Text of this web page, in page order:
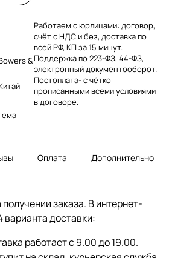
&
Работаем с юрлицами: договор,
счёт с НДС и без, доставка по
всей РФ, КП за 15 минут.
Поддержка по 223-ФЗ, 44-ФЗ,
электронный документооборот.
Постоплата- с чётко
прописанными всеми условиями
в договоре.
Оплата Дополнительно
заказа. В интернет-
варианта доставки:
работает с 9.00 до 19.00.